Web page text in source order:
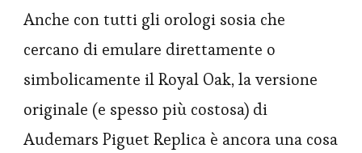
Audemars
Piguet
Royal
Oak
‘Jumbo’
Anche con tutti gli orologi sosia che
cercano di emulare direttamente o
simbolicamente il Royal Oak, la versione
originale (e spesso più costosa) di
Audemars Piguet Replica è ancora una cosa